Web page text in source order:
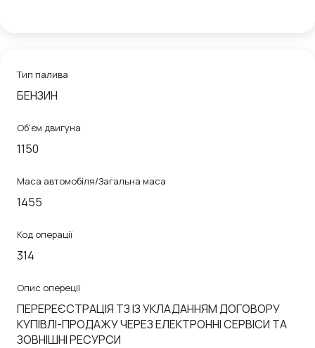
Тип палива
БЕНЗИН
Об'єм двигуна
1150
Маса автомобіля/Загальна маса
1455
Код операції
314
Опис опереції
ПЕРЕРЕЄСТРАЦІЯ ТЗ ІЗ УКЛАДАННЯМ ДОГОВОРУ
КУПІВЛІ-ПРОДАЖУ ЧЕРЕЗ ЕЛЕКТРОННІ СЕРВІСИ ТА
ЗОВНІШНІ РЕСУРСИ